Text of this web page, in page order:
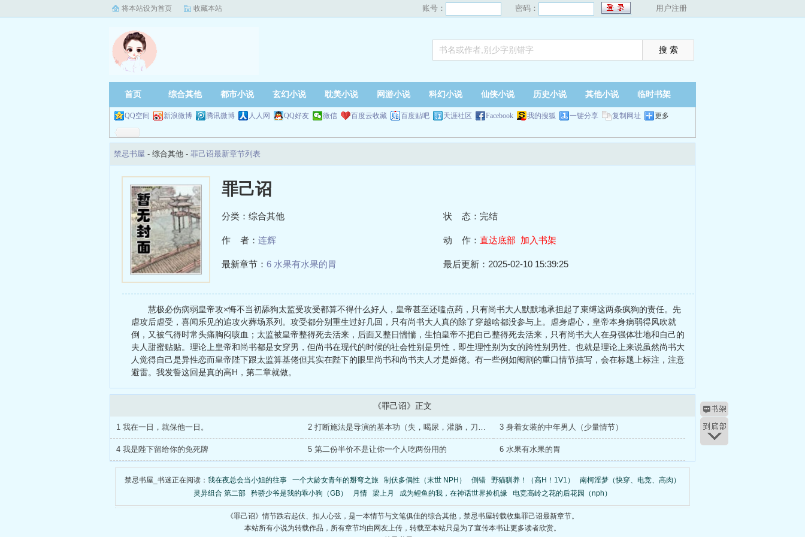
将本站设为首页 收藏本站 账号： 密码： 用户注册
首页 综合其他 都市小说 玄幻小说 耽美小说 网游小说 科幻小说 仙侠小说 历史小说 其他小说 临时书架
QQ空间 新浪微博 腾讯微博 人人网 QQ好友 微信 百度云收藏 百度贴吧 天涯社区 Facebook 我的搜狐 一键分享 复制网址 更多
禁忌书屋 - 综合其他 - 罪己诏最新章节列表
罪己诏
分类：综合其他 状 态：完结
作 者： 连辉 动 作： 直达底部 加入书架
最新章节： 6 水果有水果的胃 最后更新：2025-02-10 15:39:25
慧极必伤病弱皇帝攻×悔不当初舔狗太监受攻受都算不得什么好人，皇帝甚至还嗑点药，只有尚书大人默默地承担起了束缚这两条疯狗的责任。先
虐攻后虐受，喜闻乐见的追攻火葬场系列。攻受都分别重生过好几回，只有尚书大人真的除了穿越啥都没参与上。虐身虐心，皇帝本身病弱得风吹就
倒，又被气得时常头痛胸闷咳血；太监被皇帝整得死去活来，后面又整日惴惴，生怕皇帝不把自己整得死去活来，只有尚书大人在身强体壮地和自己的
夫人甜蜜贴贴。理论上皇帝和尚书都是女穿男，但尚书在现代的时候的社会性别是男性，即生理性别为女的跨性别男性。也就是理论上来说虽然尚书大
人觉得自己是异性恋而皇帝陛下跟太监算基佬但其实在陛下的眼里尚书和尚书夫人才是姬佬。有一些例如阉割的重口情节描写，会在标题上标注，注意
避雷。我发誓这回是真的高H，第二章就做。
《罪己诏》正文
1 我在一日，就保他一日。 2 打断施法是导演的基本功（失，喝尿，灌肠，刀鞘CX） 3 身着女装的中年男人（少量情节）
4 我是陛下留给你的免死牌 5 第二份半价不是让你一个人吃两份用的 6 水果有水果的胃
禁忌书屋_书迷正在阅读： 我在夜总会当小姐的往事 一个大龄女青年的掰弯之旅 制伏多偶性（末世 NPH） 倒错 野猫驯养！（高H！1V1）
南柯淫梦（快穿、电竞、高肉）
灵异组合 第二部
矜骄少爷是我的乖小狗（GB） 月情 梁上月 成为鲤鱼的我，在神话世界捡机缘 电竞高岭之花的后花园（nph）
《罪己诏》情节跌宕起伏、扣人心弦，是一本情节与文笔俱佳的综合其他，禁忌书屋转载收集罪己诏最新章节。
本站所有小说为转载作品，所有章节均由网友上传，转载至本站只是为了宣传本书让更多读者欣赏。